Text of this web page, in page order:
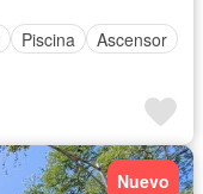
Piscina
Ascensor
Nuevo